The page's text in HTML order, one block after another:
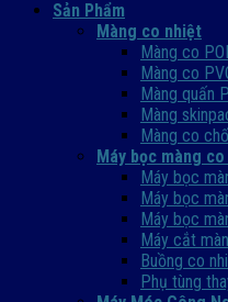
Sản Phẩm
Màng co nhiệt
Màng co
Màng co
Màng quấn
Màng
Màng co
Máy bọc màng co
Máy bọc
Máy bọc
Máy bọc
Máy cắt
Buồng co
Phụ tùng